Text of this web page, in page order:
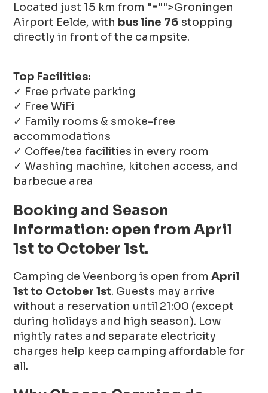
Located just 15 km from "="">Groningen
Airport Eelde, with bus line 76 stopping
directly in front of the campsite.
Top Facilities:
✓ Free private parking
✓ Free WiFi
✓ Family rooms & smoke-free
accommodations
✓ Coffee/tea facilities in every room
✓ Washing machine, kitchen access, and
barbecue area
Booking and Season
Information: open from April
1st to October 1st.
Camping de Veenborg is open fromApril
1st to October 1st. Guests may arrive
without a reservation until 21:00 (except
during holidays and high season). Low
nightly rates and separate electricity
charges help keep camping affordable for
all.